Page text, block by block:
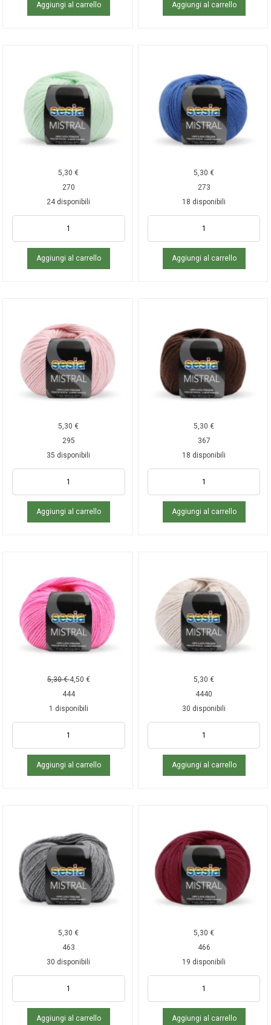
Aggiungi al carrello Aggiungi al carrello
5,30€
270
24 disponibili
Aggiungi al carrello
5,30€
273
18 disponibili
Aggiungi al carrello
5,30€
295
35 disponibili
Aggiungi al carrello
5,30€
367
18 disponibili
Aggiungi al carrello
5,30€ 4,50 €
444
1 disponibili
Aggiungi al carrello
5,30€
4440
30 disponibili
Aggiungi al carrello
5,30€
463
30 disponibili
Aggiungi al carrello
5,30€
466
19 disponibili
Aggiungi al carrello